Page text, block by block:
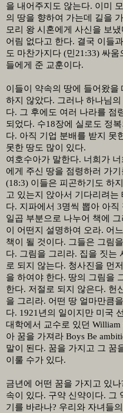
을 내어주지도 않는다. 이미
의 땅을 향하여 가는데 길을
모리 왕 시혼에게 사신을 보냈
어림 없다고 한다. 결국 이들
도 마찬가지다 (민21:33) 싸움
들에게 준 교훈이다.
이들이 약속의 땅에 들어왔을
하지 않았다. 그러나 하나님
다. 그 후에도 여러 나라를 점
되었다. 수18장에 실로도 정
다. 아직 기업 분배를 받지 못
못한 땅도 많이 있다.
여호수아가 말한다. 너희가
에게 주신 땅을 점령하러 가
(18:3) 이들은 피곤하기도 하
고 있는지 앉아서 기다리려는
다. 지파에서 3명씩 뽑아 아직
일곱 부분으로 나누어 책에
이 어떤지 설명하여 오라. 어
책이 될 것이다. 그들은 그림
다. 그림을 그리라. 집을 짓는
로 되지 않는다. 청사진을 먼
을 하여야 한다. 땅의 그림을
한다. 저절로 되지 않은다. 헌
을 그리라. 어떤 땅 얼마만큼
다. 1921년의 일이지만 미국
대학에서 교수로 있던 William
아 꿈을 가져라 Boys Be
말이 된다. 꿈을 가지고 그 꿈
이룰 수가 있다.
금년에 어떤 꿈을 가지고 있나
속이 있다. 구약 신약이다. 그
기를 바라나? 우리와 자녀들